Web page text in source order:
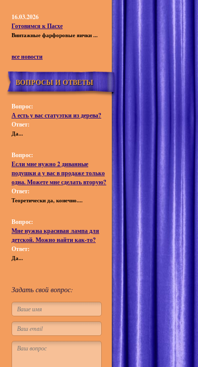
16.03.2026
Готовимся к Пасхе
Винтажные фарфоровые яички ...
все новости
ВОПРОСЫ И ОТВЕТЫ
Вопрос:
А есть у вас статуэтки из дерева?
Ответ:
Да...
Вопрос:
Если мне нужно 2 диванные
подушки а у вас в продаже только
одна. Можете мне сделать вторую?
Ответ:
Теоретически да, конечно....
Вопрос:
Мне нужна красивая лампа для
детской. Можно найти как-то?
Ответ:
Да...
Задать свой вопрос: